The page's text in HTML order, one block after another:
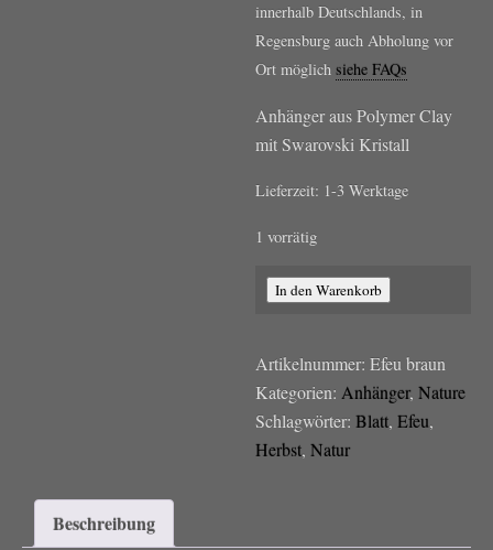
innerhalb Deutschlands, in
Regensburg auch Abholung vor
Ort möglichsiehe FAQs
Anhänger aus Polymer Clay
mit Swarovski Kristall
Lieferzeit: 1-3 Werktage
1 vorrätig
Efeu
Menge
In den Warenkorb
Artikelnummer:Efeu braun
Kategorien:Anhänger,Nature
Schlagwörter:Blatt,Efeu,
Herbst,Natur
Beschreibung